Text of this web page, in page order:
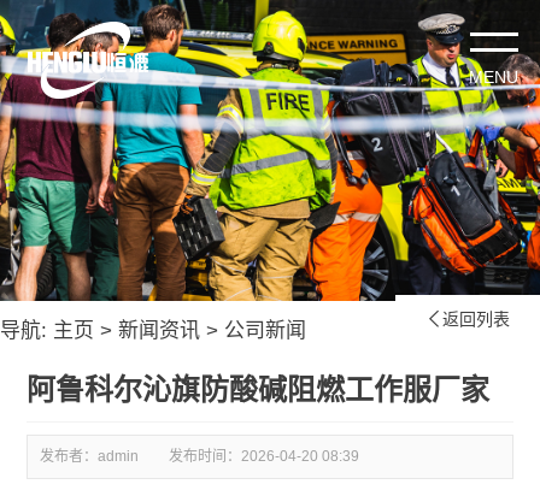
导航: 主页 > 新闻资讯 > 公司新闻  返回列表
阿鲁科尔沁旗防酸碱阻燃工作服厂家
发布者：admin 发布时间：2026-04-20 08:39